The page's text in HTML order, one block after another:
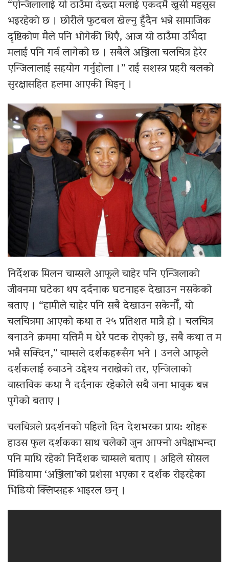
“एन्जिलालाई यो ठाउँमा देख्दा मलाई एकदमै खुसी महसुस
भइरहेको छ । छोरीले फुटबल खेल्नु हुँदैन भन्ने सामाजिक
दृष्टिकोण मैले पनि भोगेकी थिएँ, आज यो ठाउँमा उभिँदा
मलाई पनि गर्व लागेको छ । सबैले अञ्जिला चलचित्र हेरेर
एन्जिलालाई सहयोग गर्नुहोला ।” राई सशस्त्र प्रहरी बलको
सुरक्षासहित हलमा आएकी थिइन् ।
निर्देशक मिलन चाम्सले आफूले चाहेर पनि एन्जिलाको
जीवनमा घटेका थप दर्दनाक घटनाहरू देखाउन नसकेको
बताए । “हामीले चाहेर पनि सबै देखाउन सकेनौँ, यो
चलचित्रमा आएको कथा त २५ प्रतिशत मात्रै हो । चलचित्र
बनाउने क्रममा यत्तिमै म धेरै पटक रोएको छु, सबै कथा त म
भन्नै सक्दिन,” चाम्सले दर्शकहरूसँग भने । उनले आफूले
दर्शकलाई रुवाउने उद्देश्य नराखेको तर, एन्जिलाको
वास्तविक कथा नै दर्दनाक रहेकोले सबै जना भावुक बन्न
पुगेको बताए ।
चलचित्रले प्रदर्शनको पहिलो दिन देशभरका प्राय: शोहरू
हाउस फुल दर्शकका साथ चलेको जुन आफ्नो अपेक्षाभन्दा
पनि माथि रहेको निर्देशक चाम्सले बताए । अहिले सोसल
मिडियामा ‘अञ्जिला’को प्रशंसा भएका र दर्शक रोइरहेका
भिडियो क्लिप्सहरू भाइरल छन् ।